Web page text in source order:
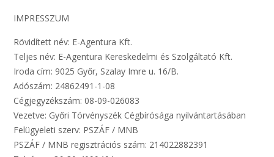
IMPRESSZUM
Rövidített név: E-Agentura Kft.
Teljes név: E-Agentura Kereskedelmi és Szolgáltató Kft.
Iroda cím: 9025 Győr, Szalay Imre u. 16/B.
Adószám: 24862491-1-08
Cégjegyzékszám: 08-09-026083
Vezetve: Győri Törvényszék Cégbírósága nyilvántartásában
Felügyeleti szerv: PSZÁF / MNB
PSZÁF / MNB regisztrációs szám: 214022882391